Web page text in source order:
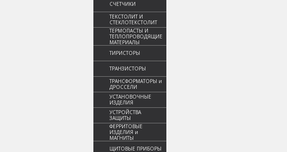
СЧЕТЧИКИ
ТЕКСТОЛИТ И
СТЕКЛОТЕКСТОЛИТ
ТЕРМОПАСТЫ И
ТЕПЛОПРОВОДЯЩИЕ
МАТЕРИАЛЫ
ТИРИСТОРЫ
ТРАНЗИСТОРЫ
ТРАНСФОРМАТОРЫ и
ДРОССЕЛИ
УСТАНОВОЧНЫЕ
ИЗДЕЛИЯ
УСТРОЙСТВА
ЗАЩИТЫ
ФЕРРИТОВЫЕ
ИЗДЕЛИЯ и
МАГНИТЫ
ЩИТОВЫЕ ПРИБОРЫ